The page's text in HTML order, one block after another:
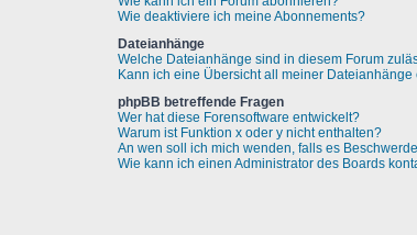
Wie deaktiviere ich meine Abonnements?
Dateianhänge
Welche Dateianhänge sind in diesem Forum
Kann ich eine Übersicht all meiner Dateianhänge
phpBB betreffende Fragen
Wer hat diese Forensoftware entwickelt?
Warum ist Funktion x oder y nicht enthalten?
An wen soll ich mich wenden, falls es
Wie kann ich einen Administrator des Boards